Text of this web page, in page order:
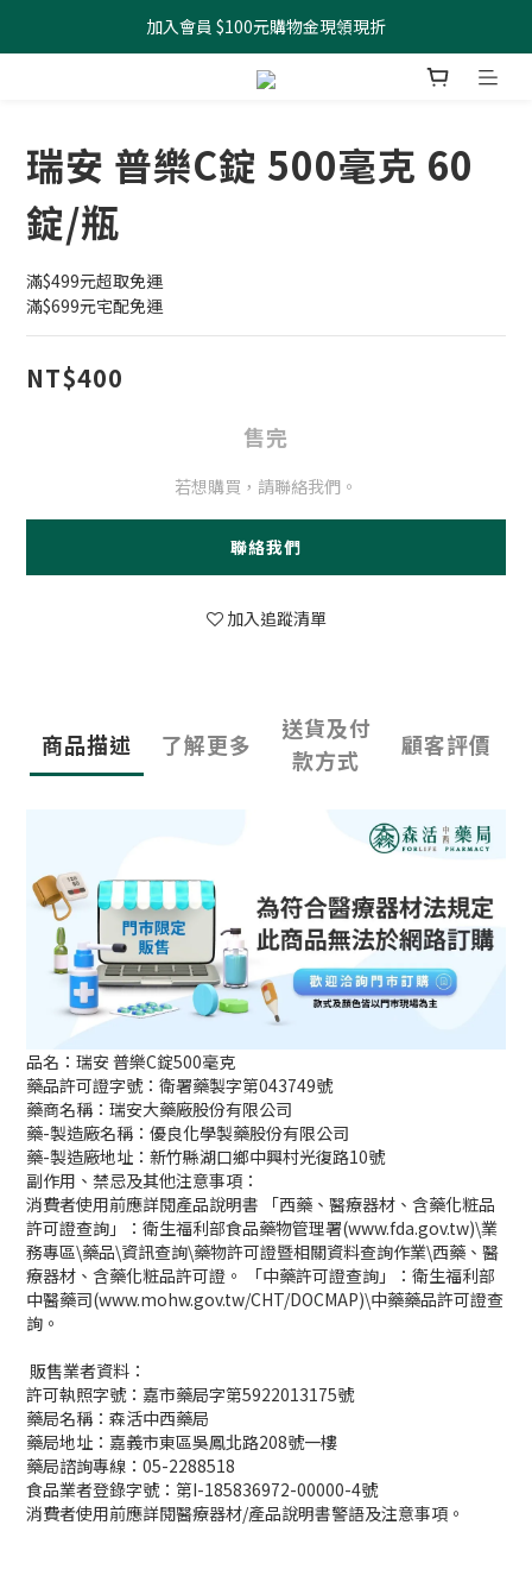
全館滿499元起 宅配免運
加入會員 $100元購物金現領現折
全館滿499元起 宅配免運
瑞安 普樂C錠 500毫克 60
錠/瓶
滿$499元超取免運
滿$699元宅配免運
NT$400
售完
若想購買，請聯絡我們。
聯絡我們
加入追蹤清單
商品描述 了解更多
送貨及付
款方式
顧客評價
品名：瑞安 普樂C錠500毫克
藥品許可證字號：衛署藥製字第043749號
藥商名稱：瑞安大藥廠股份有限公司
藥-製造廠名稱：優良化學製藥股份有限公司
藥-製造廠地址：新竹縣湖口鄉中興村光復路10號
副作用、禁忌及其他注意事項：
消費者使用前應詳閱產品說明書 「西藥、醫療器材、含藥化粧品
許可證查詢」：衛生福利部食品藥物管理署(www.fda.gov.tw)\業
務專區\藥品\資訊查詢\藥物許可證暨相關資料查詢作業\西藥、醫
療器材、含藥化粧品許可證。 「中藥許可證查詢」：衛生福利部
中醫藥司(www.mohw.gov.tw/CHT/DOCMAP)\中藥藥品許可證查
詢。
販售業者資料：
許可執照字號：嘉市藥局字第5922013175號
藥局名稱：森活中西藥局
藥局地址：嘉義市東區吳鳳北路208號一樓
藥局諮詢專線：05-2288518
食品業者登錄字號：第I-185836972-00000-4號
消費者使用前應詳閱醫療器材/產品說明書警語及注意事項。